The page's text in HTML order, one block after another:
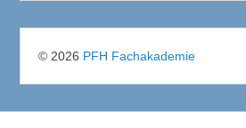
© 2026 PFH Fachakademie